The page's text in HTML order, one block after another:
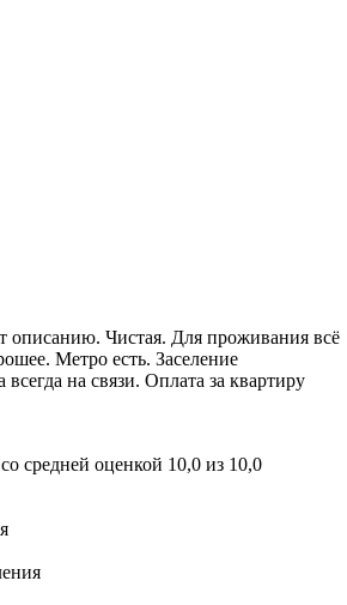
описанию. Чистая. Для проживания всё
Метро есть. Заселение
всегда на связи. Оплата за квартиру
средней оценкой 10,0 из 10,0